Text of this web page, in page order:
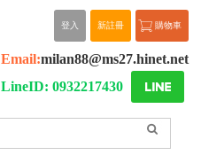
購物車
新註冊
登入
Email:milan88@ms27.hinet.net
LineID: 0932217430